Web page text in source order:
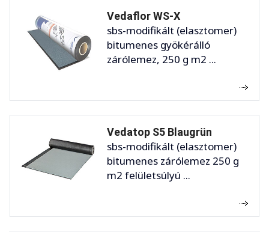
Vedaflor WS-X
sbs-modifikált (elasztomer)
bitumenes gyökérálló
zárólemez, 250 g m2 ...
Vedatop S5 Blaugrün
sbs-modifikált (elasztomer)
bitumenes zárólemez 250 g
m2 felületsúlyú ...